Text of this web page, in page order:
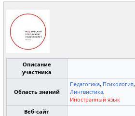
Описание
участника
Область знаний
Педагогика, Психология,
Лингвистика,
Иностранный язык
Веб-сайт